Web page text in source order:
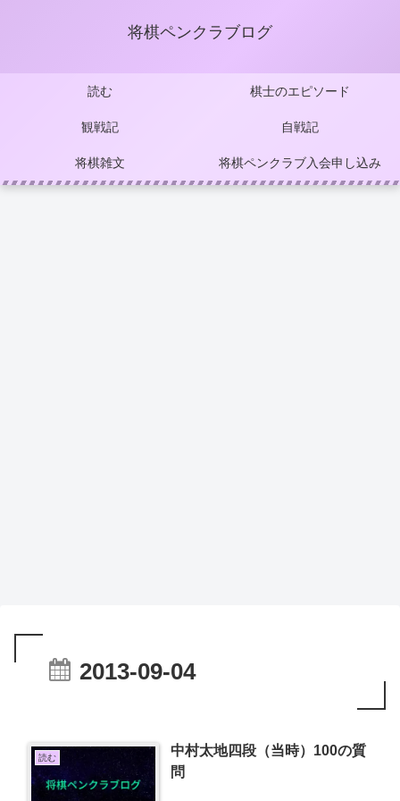
将棋ペンクラブログ
読む 棋士のエピソード
観戦記 自戦記
将棋雑文 将棋ペンクラブ入会申し込み
2013-09-04
読む
中村太地四段（当時）100の質
問